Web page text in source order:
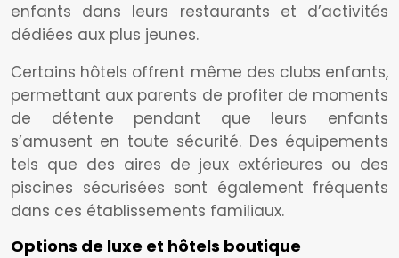
enfants dans leurs restaurants et d’activités
dédiées aux plus jeunes.
Certains hôtels offrent même des clubs enfants,
permettant aux parents de profiter de moments
de détente pendant que leurs enfants
s’amusent en toute sécurité. Des équipements
tels que des aires de jeux extérieures ou des
piscines sécurisées sont également fréquents
dans ces établissements familiaux.
Options de luxe et hôtels boutique